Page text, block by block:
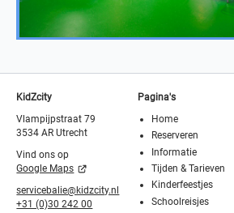
KidZcity
Vlampijpstraat 79
3534 AR Utrecht
Vind ons op
Google Maps
servicebalie@kidzcity.nl
+31 (0)30 242 00
Pagina's
Home
Reserveren
Informatie
Tijden & Tarieven
Kinderfeestjes
Schoolreisjes